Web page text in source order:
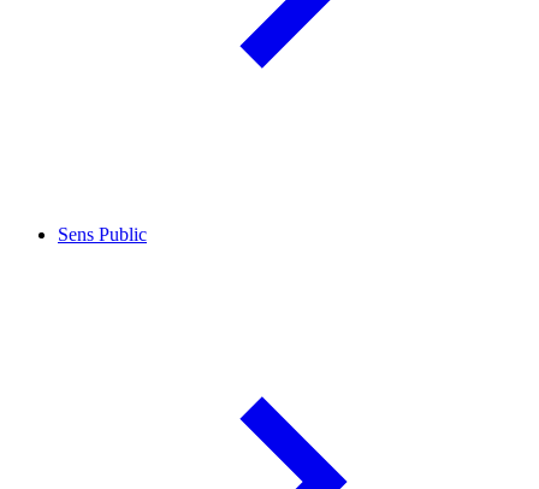
Sens Public